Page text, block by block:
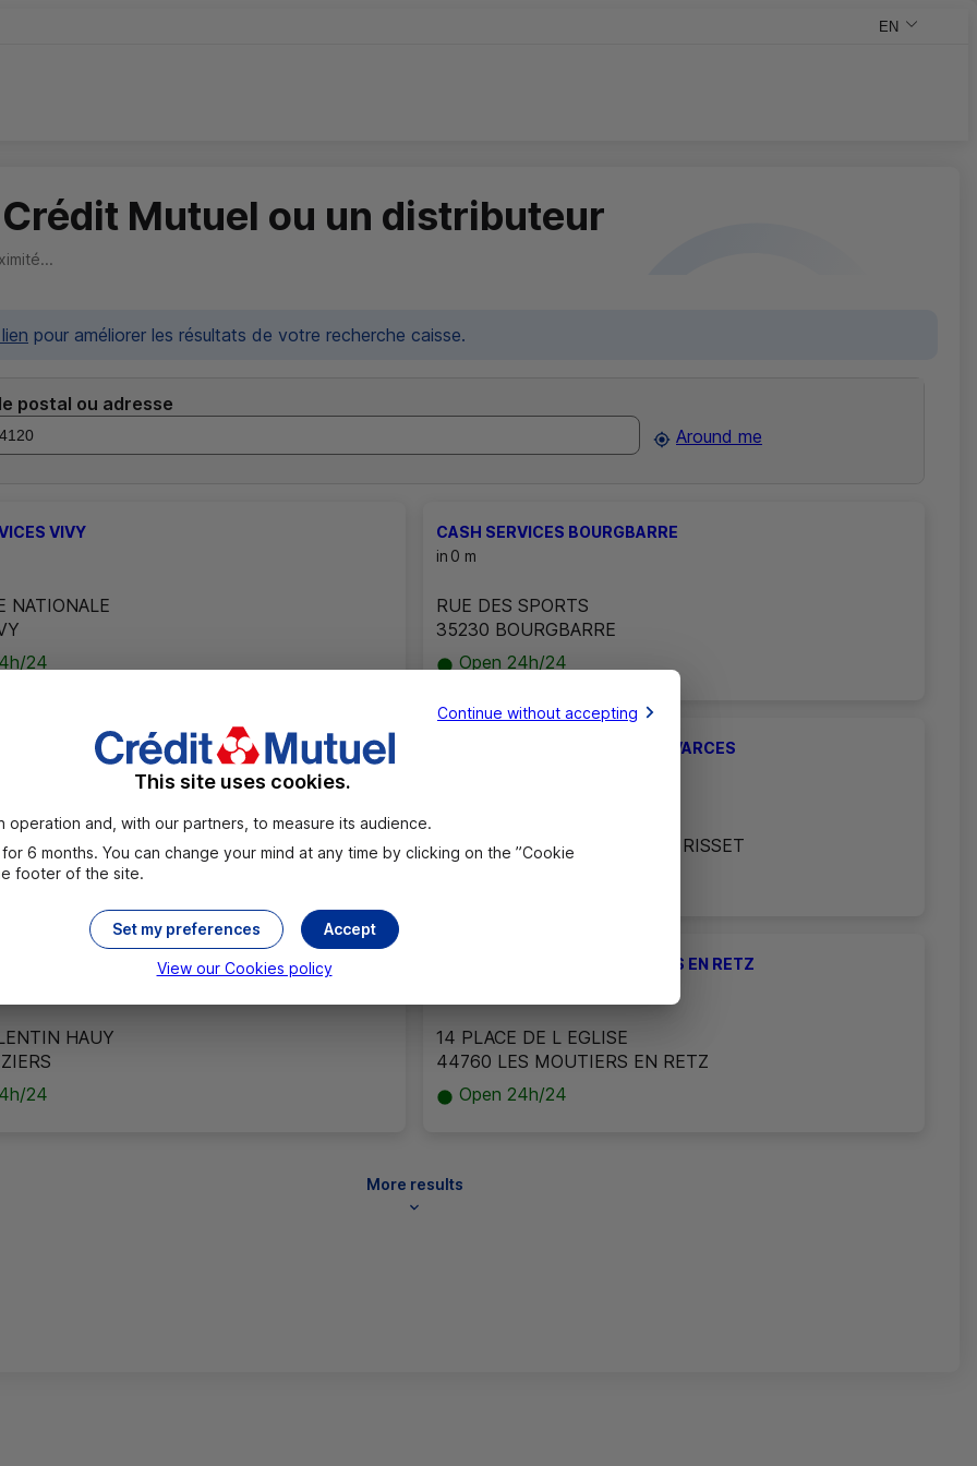
EN
,English
,Change your
Mutuel ou un distributeur
pour améliorer les résultats de votre recherche caisse.
postal ou adresse
Around me
VIVY
NATIONALE
24
CASH SERVICES BOURGBARRE
in 0 m
RUE DES SPORTS
35230 BOURGBARRE
Open 24h/24
CHAUNY-JOFFRE
JOFFRE
24
CASH SERVICES CASERNE DE VARCES
38760 VARCES ALLIERES ET RISSET
HOPITAL BEZIERS
HAUY
24
CASH SERVICES LES MOUTIERS EN RETZ
14 PLACE DE L EGLISE
44760 LES MOUTIERS EN RETZ
Open 24h/24
More results
Continue without accepting
This site uses cookies.
operation and, with our partners, to measure its audience.
6 months. You can change your mind at any time by clicking on the ”Cookie
footer of the site.
Accept
Set my preferences
View our Cookies policy